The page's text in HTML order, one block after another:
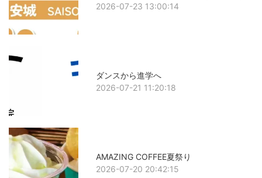
2026-07-23 13:00:14
ダンスから進学へ
2026-07-21 11:20:18
AMAZING COFFEE夏祭り
2026-07-20 20:42:15